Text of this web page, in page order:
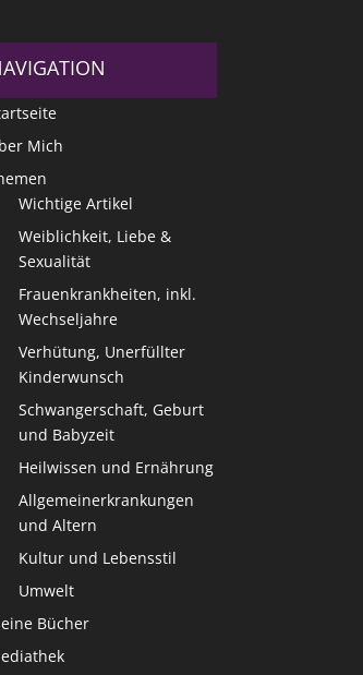
Mich
Wichtige Artikel
Weiblichkeit, Liebe &
Sexualität
Frauenkrankheiten, inkl.
Wechseljahre
Verhütung, Unerfüllter
Kinderwunsch
Schwangerschaft, Geburt
und Babyzeit
Heilwissen und Ernährung
Allgemeinerkrankungen
und Altern
Kultur und Lebensstil
Umwelt
Bücher